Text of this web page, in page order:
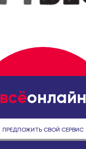
всёонлайн
ПРЕДЛОЖИТЬ СВОЙ СЕРВИС